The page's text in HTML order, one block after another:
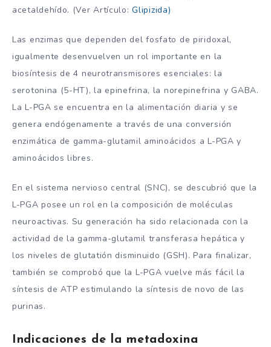
acetaldehído. (Ver Artículo:Glipizida)
Las enzimas que dependen del fosfato de piridoxal,
igualmente desenvuelven un rol importante en la
biosíntesis de 4 neurotransmisores esenciales: la
serotonina (5-HT), la epinefrina, la norepinefrina y GABA.
La L-PGA se encuentra en la alimentación diaria y se
genera endógenamente a través de una conversión
enzimática de gamma-glutamil aminoácidos a L-PGA y
aminoácidos libres.
En el sistema nervioso central (SNC), se descubrió que la
L-PGA posee un rol en la composición de moléculas
neuroactivas. Su generación ha sido relacionada con la
actividad de la gamma-glutamil transferasa hepática y
los niveles de glutatión disminuido (GSH). Para finalizar,
también se comprobó que la L-PGA vuelve más fácil la
síntesis de ATP estimulando la síntesis de novo de las
purinas.
Indicaciones de la metadoxina